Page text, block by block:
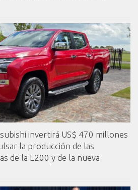
invertirá US$ 470 millones
la producción de las
de la L200 y de la nueva